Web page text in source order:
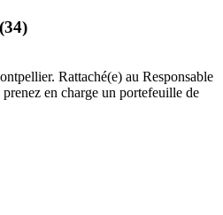
Rattaché(e) au Responsable
en charge un portefeuille de